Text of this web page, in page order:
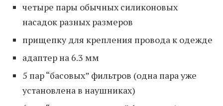
четыре пары обычных силиконовых
насадок разных размеров
прищепку для крепления провода к одежде
адаптер на 6.3 мм
5 пар “басовых” фильтров (одна пара уже
установлена в наушниках)